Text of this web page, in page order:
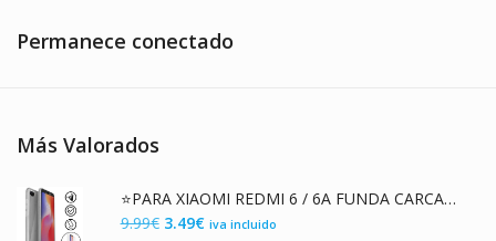
Permanece conectado
Más Valorados
⭐PARA XIAOMI REDMI 6 / 6A FUNDA CARCASA DOBLE TRANSPARENTE CON PROTECCIÓN 360º
9.99€ El
3.49€Eliva incluido